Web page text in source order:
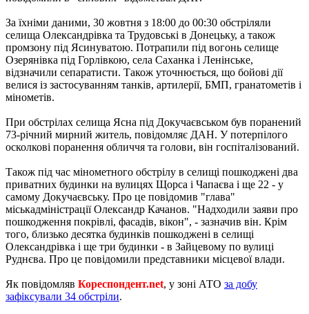
За їхніми даними, 30 жовтня з 18:00 до 00:30 обстріляли
селища Олександрівка та Трудовські в Донецьку, а також
промзону під Ясинуватою. Потрапили під вогонь селище
Озерянівка під Горлівкою, села Саханка і Ленінське,
відзначили сепаратисти. Також уточнюється, що бойові дії
велися із застосуванням танків, артилерії, БМП, гранатометів і
мінометів.
При обстрілах селища Ясна під Докучаєвськом був поранений
73-річний мирний житель, повідомляє ДАН. У потерпілого
осколкові поранення обличчя та голови, він госпіталізований.
Також під час мінометного обстрілу в селищі пошкоджені два
приватних будинки на вулицях Щорса і Чапаєва і ще 22 - у
самому Докучаєвську. Про це повідомив "глава"
міськадміністрації Олександр Качанов. "Надходили заяви про
пошкодження покрівлі, фасадів, вікон", - зазначив він. Крім
того, близько десятка будинків пошкоджені в селищі
Олександрівка і ще три будинки - в Зайцевому по вулиці
Руднєва. Про це повідомили представники місцевої влади.
Як повідомляв Кореспондент.net, у зоні АТО за добу
зафіксували 34 обстріли.